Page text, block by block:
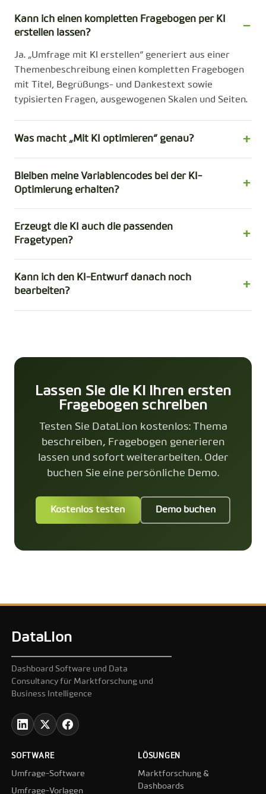
Kann ich einen kompletten Fragebogen per KI
erstellen lassen?
Ja. „Umfrage mit KI erstellen“ generiert aus einer
Themenbeschreibung einen kompletten Fragebogen
mit Titel, Begrüßungs- und Dankestext sowie
typisierten Fragen, ausgewogenen Skalen und Seiten.
Was macht „Mit KI optimieren“ genau?
Bleiben meine Variablencodes bei der KI-
Optimierung erhalten?
Erzeugt die KI auch die passenden
Fragetypen?
Kann ich den KI-Entwurf danach noch
bearbeiten?
Lassen Sie die KI Ihren ersten
Fragebogen schreiben
Testen Sie DataLion kostenlos: Thema
beschreiben, Fragebogen generieren
lassen und sofort weiterarbeiten. Oder
buchen Sie eine persönliche Demo.
Kostenlos testen Demo buchen
DataLion
Dashboard Software und Data
Consultancy für Marktforschung und
Business Intelligence
SOFTWARE
Umfrage-Software
Umfrage-Vorlagen
LÖSUNGEN
Marktforschung &
Dashboards